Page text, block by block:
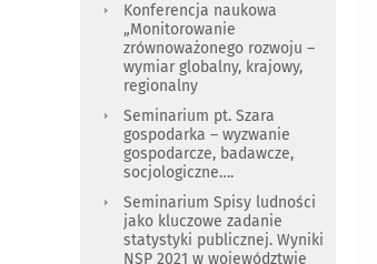
Konferencja naukowa
„Monitorowanie
zrównoważonego rozwoju –
wymiar globalny, krajowy,
regionalny
Seminarium pt. Szara
gospodarka – wyzwanie
gospodarcze, badawcze,
socjologiczne….
Seminarium Spisy ludności
jako kluczowe zadanie
statystyki publicznej. Wyniki
NSP 2021 w województwie